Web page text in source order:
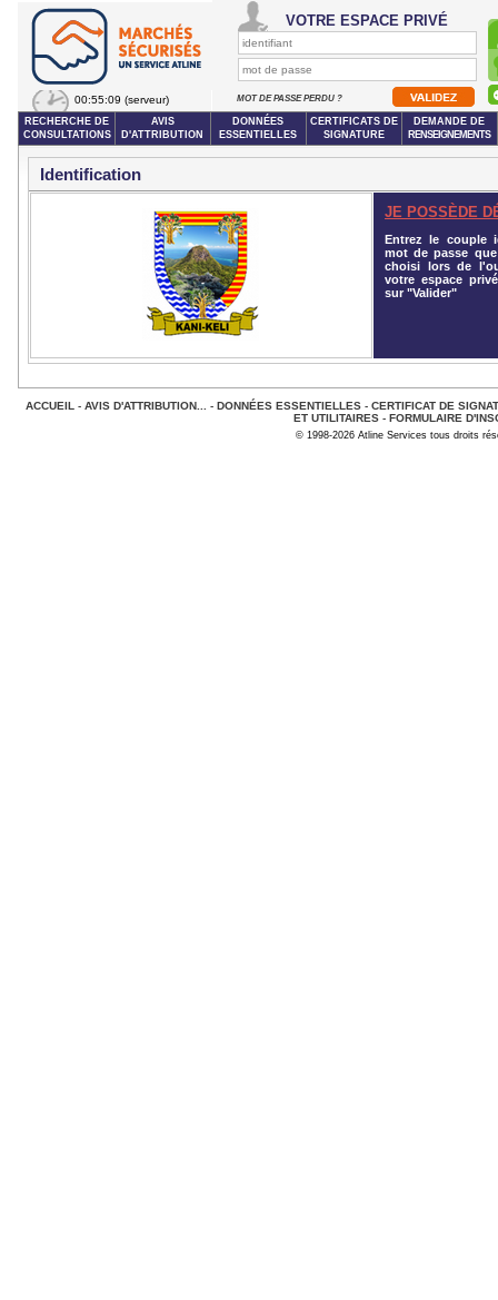
00:55:09 (serveur)
VOTRE ESPACE PRIVÉ
MOT DE PASSE PERDU ?
RECHERCHE DE
CONSULTATIONS
AVIS
D'ATTRIBUTION
DONNÉES
ESSENTIELLES
CERTIFICATS DE
SIGNATURE
DEMANDE DE
RENSEIGNEMENTS
Identification
JE POSSÈDE
Entrez le couple
mot de passe
choisi lors de
votre espace
sur "Valider"
ACCUEIL - AVIS D'ATTRIBUTION... - DONNÉES ESSENTIELLES- CERTIFICAT DE
ET UTILITAIRES - FORMULAIRE
© 1998-2026 Atline Services tous droits